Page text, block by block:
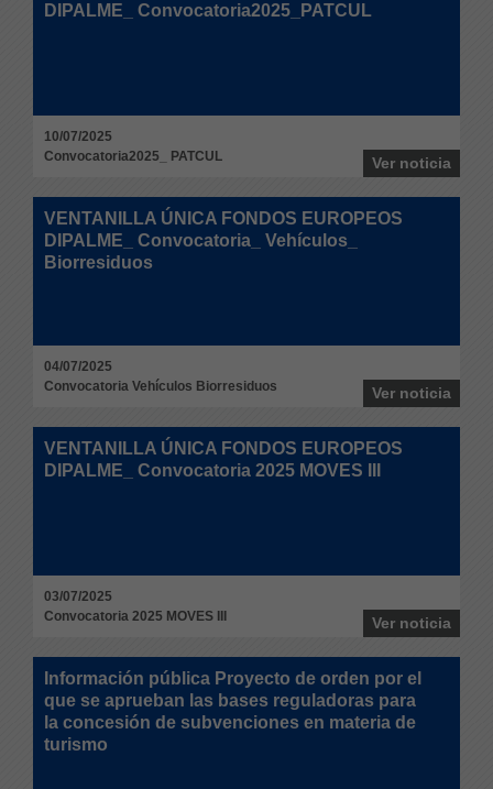
DIPALME_ Convocatoria2025_PATCUL
10/07/2025
Convocatoria2025_ PATCUL
Ver noticia
VENTANILLA ÚNICA FONDOS EUROPEOS
DIPALME_ Convocatoria_ Vehículos_
Biorresiduos
04/07/2025
Convocatoria Vehículos Biorresiduos
Ver noticia
VENTANILLA ÚNICA FONDOS EUROPEOS
DIPALME_ Convocatoria 2025 MOVES III
03/07/2025
Convocatoria 2025 MOVES III
Ver noticia
Información pública Proyecto de orden por el
que se aprueban las bases reguladoras para
la concesión de subvenciones en materia de
turismo